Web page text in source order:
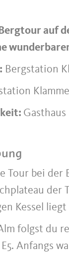
auf
Bergstation
Tour bei
der
Kessel liegt
folgst du
Anfangs